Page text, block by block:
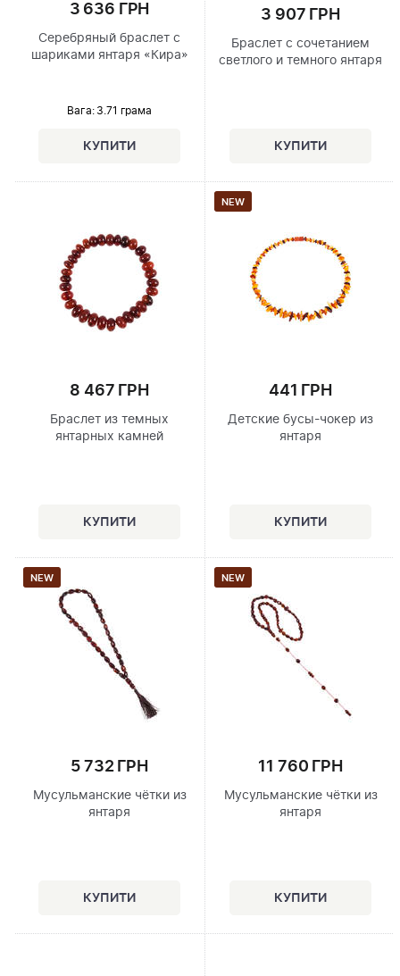
3 636 ГРН
Серебряный браслет с
шариками янтаря «Кира»
Вага: 3.71 грама
3 907 ГРН
Браслет с сочетанием
светлого и темного янтаря
8 467 ГРН
Браслет из темных
янтарных камней
NEW
441 ГРН
Детские бусы-чокер из
янтаря
NEW
5 732 ГРН
Мусульманские чётки из
янтаря
NEW
11 760 ГРН
Мусульманские чётки из
янтаря